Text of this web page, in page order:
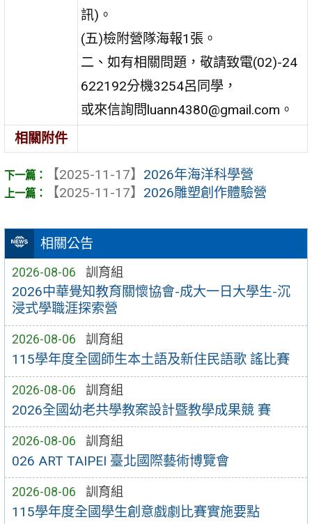
相關公告
2026-08-06 訓育組
2026中華覺知教育關懷協會-成大一日大學生-沉
浸式學職涯探索營
2026-08-06 訓育組
115學年度全國師生本土語及新住民語歌 謠比賽
2026-08-06 訓育組
2026全國幼老共學教案設計暨教學成果競 賽
2026-08-06 訓育組
026 ART TAIPEI 臺北國際藝術博覽會
2026-08-06 訓育組
115學年度全國學生創意戲劇比賽實施要點
訊)。
(五)檢附營隊海報1張。
二、如有相關問題，敬請致電(02)-24
622192分機3254呂同學，
或來信詢問luann4380@gmail.com。
相關附件
【2025-11-17】 2026年海洋科學營
【2025-11-17】 2026雕塑創作體驗營